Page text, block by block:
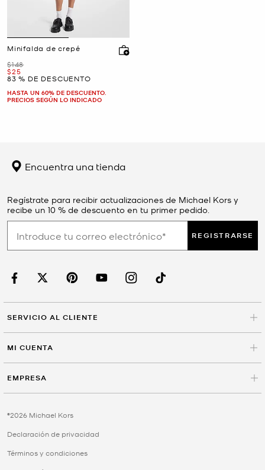
Minifalda de crepé
Era
$148
Ahora
$25
83 % DE DESCUENTO
HASTA UN 60% DE DESCUENTO.
PRECIOS SEGÚN LO INDICADO
Encuentra una tienda
Regístrate para recibir actualizaciones de Michael Kors y
recibe un 10 % de descuento en tu primer pedido.
REGISTRARSE
SERVICIO AL CLIENTE
MI CUENTA
EMPRESA
©2026 Michael Kors
Declaración de privacidad
Términos y condiciones